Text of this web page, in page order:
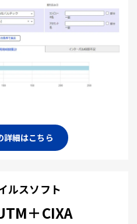
細はこちら
ルスソフト
＋CIXA